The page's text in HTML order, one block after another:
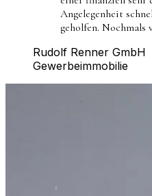
Angelegenheit
geholfen. Nochmals
Rudolf Renner GmbH
Gewerbeimmobilie